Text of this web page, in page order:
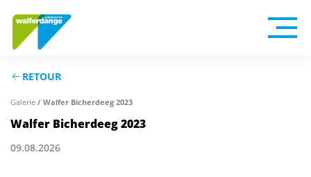
RETOUR
Galerie / Walfer Bicherdeeg 2023
Walfer Bicherdeeg 2023
09.08.2026